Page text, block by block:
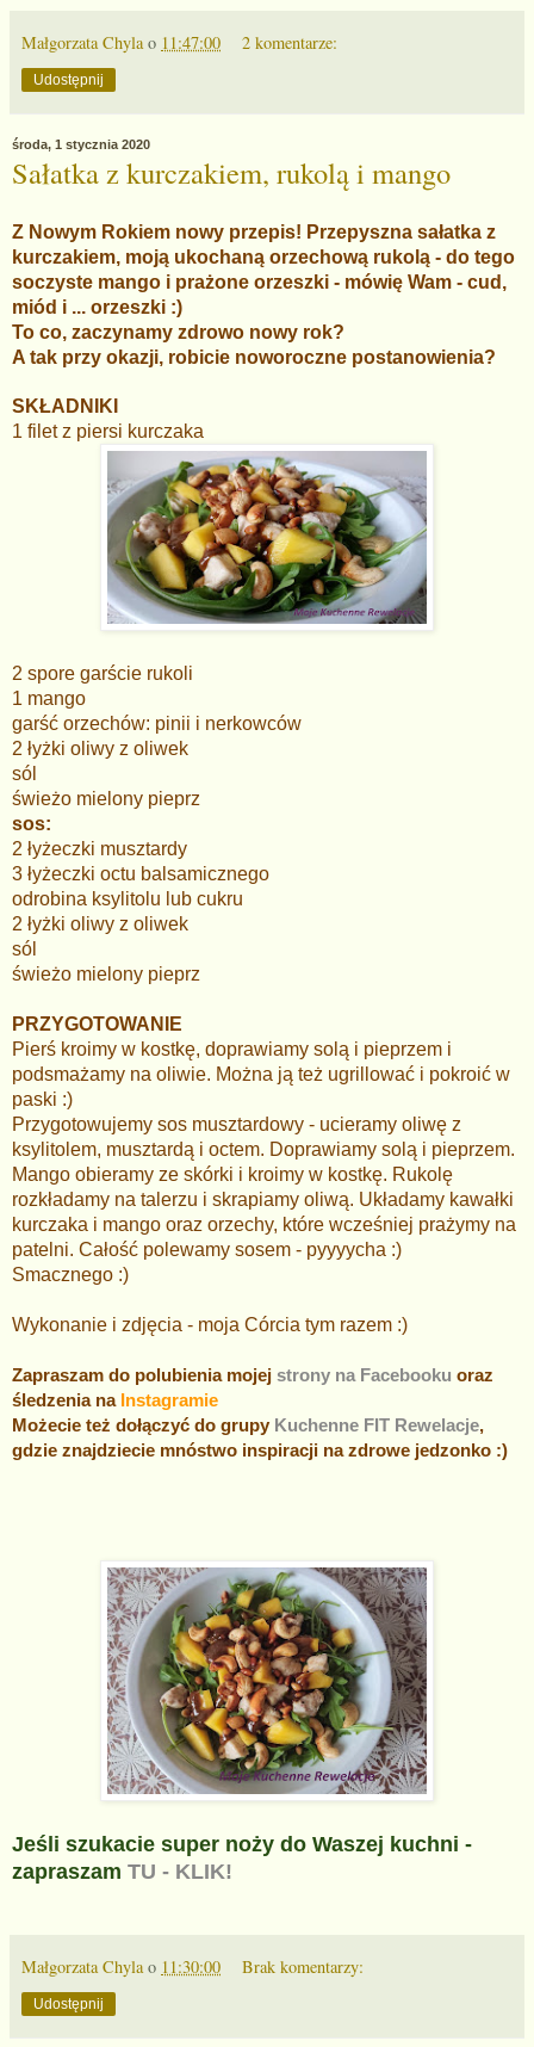
Małgorzata Chyla o 11:47:00 2 komentarze:
Udostępnij
środa, 1 stycznia 2020
Sałatka z kurczakiem, rukolą i mango
Z Nowym Rokiem nowy przepis! Przepyszna sałatka z
kurczakiem, moją ukochaną orzechową rukolą - do tego
soczyste mango i prażone orzeszki - mówię Wam - cud,
miód i ... orzeszki :)
To co, zaczynamy zdrowo nowy rok?
A tak przy okazji, robicie noworoczne postanowienia?
SKŁADNIKI
1 filet z piersi kurczaka
2 spore garście rukoli
1 mango
garść orzechów: pinii i nerkowców
2 łyżki oliwy z oliwek
sól
świeżo mielony pieprz
sos:
2 łyżeczki musztardy
3 łyżeczki octu balsamicznego
odrobina ksylitolu lub cukru
2 łyżki oliwy z oliwek
sól
świeżo mielony pieprz
PRZYGOTOWANIE
Pierś kroimy w kostkę, doprawiamy solą i pieprzem i
podsmażamy na oliwie. Można ją też ugrillować i pokroić w
paski :)
Przygotowujemy sos musztardowy - ucieramy oliwę z
ksylitolem, musztardą i octem. Doprawiamy solą i pieprzem.
Mango obieramy ze skórki i kroimy w kostkę. Rukolę
rozkładamy na talerzu i skrapiamy oliwą. Układamy kawałki
kurczaka i mango oraz orzechy, które wcześniej prażymy na
patelni. Całość polewamy sosem - pyyyycha :)
Smacznego :)
Wykonanie i zdjęcia - moja Córcia tym razem :)
Zapraszam do polubienia mojej strony na Facebooku oraz
śledzenia na Instagramie
Możecie też dołączyć do grupy Kuchenne FIT Rewelacje,
gdzie znajdziecie mnóstwo inspiracji na zdrowe jedzonko :)
Jeśli szukacie super noży do Waszej kuchni -
zapraszam TU - KLIK!
Małgorzata Chyla o 11:30:00 Brak komentarzy:
Udostępnij